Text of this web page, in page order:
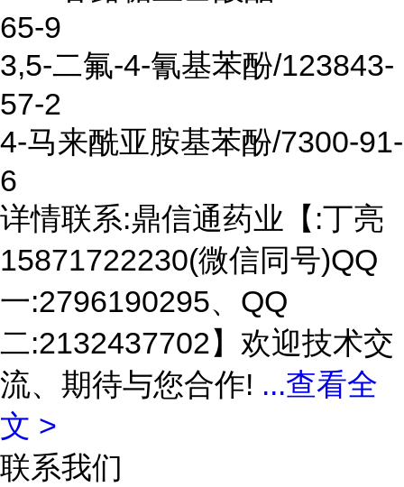
65-9
3,5-二氟-4-氰基苯酚/123843-
57-2
4-马来酰亚胺基苯酚/7300-91-
6
详情联系:鼎信通药业【:丁亮
15871722230(微信同号)QQ
一:2796190295、QQ
二:2132437702】欢迎技术交
流、期待与您合作! ...查看全
文 >
联系我们